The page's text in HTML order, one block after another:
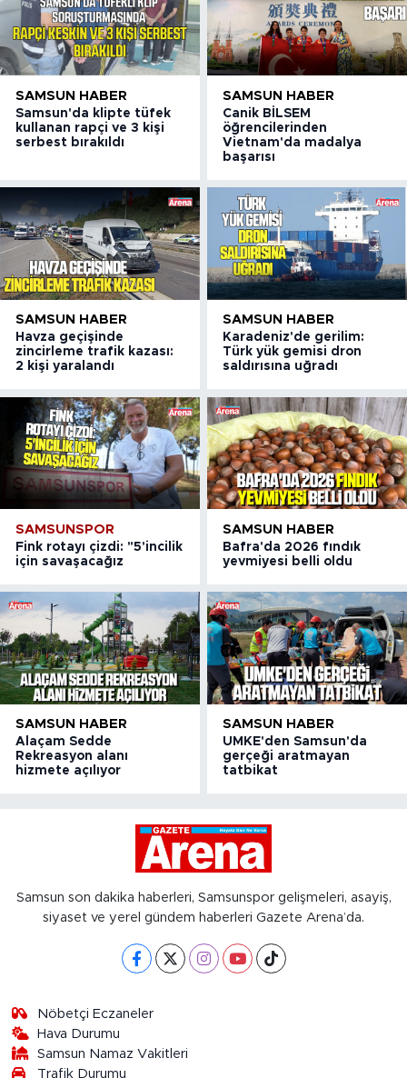
SAMSUN HABER
Samsun'da klipte tüfek
kullanan rapçi ve 3 kişi
serbest bırakıldı
SAMSUN HABER
Canik BİLSEM
öğrencilerinden
Vietnam'da madalya
başarısı
SAMSUN HABER
Havza geçişinde
zincirleme trafik kazası:
2 kişi yaralandı
SAMSUN HABER
Karadeniz'de gerilim:
Türk yük gemisi dron
saldırısına uğradı
SAMSUNSPOR
Fink rotayı çizdi: "5'incilik
için savaşacağız
SAMSUN HABER
Bafra'da 2026 fındık
yevmiyesi belli oldu
SAMSUN HABER
Alaçam Sedde
Rekreasyon alanı
hizmete açılıyor
SAMSUN HABER
UMKE'den Samsun'da
gerçeği aratmayan
tatbikat
Samsun son dakika haberleri, Samsunspor gelişmeleri, asayiş,
siyaset ve yerel gündem haberleri Gazete Arena’da.
Nöbetçi Eczaneler
Hava Durumu
Samsun Namaz Vakitleri
Trafik Durumu